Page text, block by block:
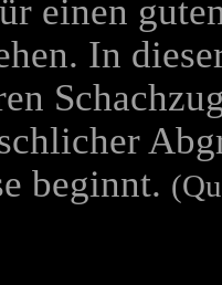
einen
In
beginnt.